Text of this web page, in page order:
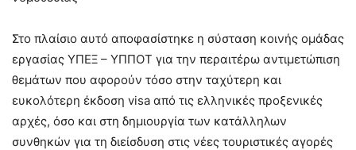
Στο πλαίσιο αυτό αποφασίστηκε η σύσταση κοινής ομάδας
εργασίας ΥΠΕΞ – ΥΠΠΟΤ για την περαιτέρω αντιμετώπιση
θεμάτων που αφορούν τόσο στην ταχύτερη και
ευκολότερη έκδοση visa από τις ελληνικές προξενικές
αρχές, όσο και στη δημιουργία των κατάλληλων
συνθηκών για τη διείσδυση στις νέες τουριστικές αγορές